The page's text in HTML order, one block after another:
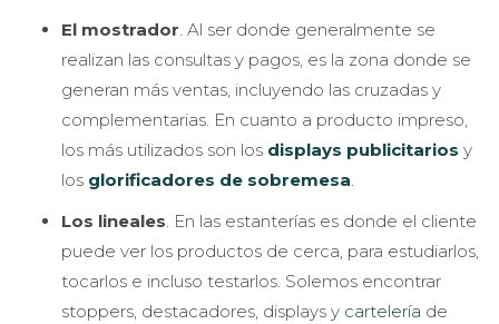
El mostrador. Al ser donde generalmente se
realizan las consultas y pagos, es la zona donde se
generan más ventas, incluyendo las cruzadas y
complementarias. En cuanto a producto impreso,
los más utilizados son los displays publicitarios y
los glorificadores de sobremesa.
Los lineales. En las estanterías es donde el cliente
puede ver los productos de cerca, para estudiarlos,
tocarlos e incluso testarlos. Solemos encontrar
stoppers, destacadores, displays y cartelería de